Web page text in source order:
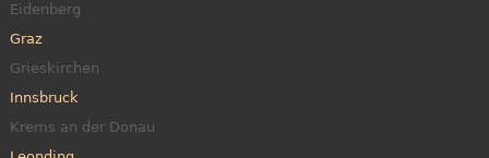
Eidenberg
Graz
Grieskirchen
Innsbruck
Krems an der Donau